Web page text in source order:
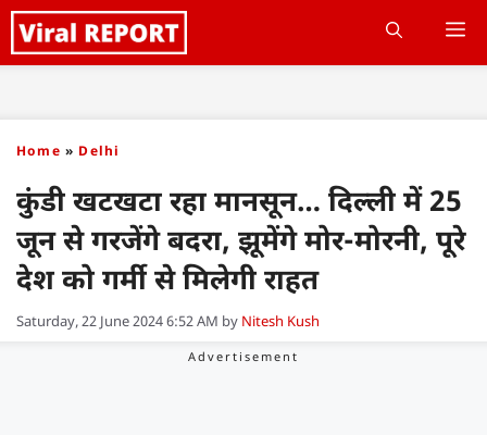
Skip
to
Home » Delhi
कुंडी खटखटा रहा मानसून… दिल्ली में 25
जून से गरजेंगे बदरा, झूमेंगे मोर-मोरनी, पूरे
देश को गर्मी से मिलेगी राहत
Saturday, 22 June 2024 6:52 AM by Nitesh Kush